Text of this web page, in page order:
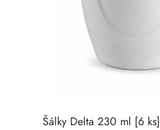
Šálky Delta 230 ml [6 ks]